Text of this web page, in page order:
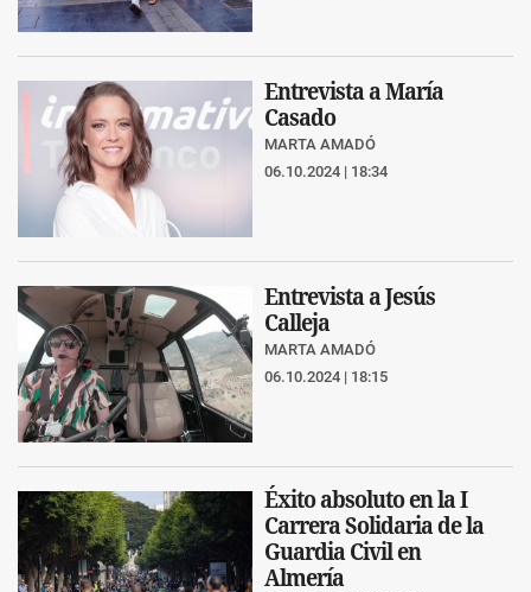
Entrevista a María
Casado
MARTA AMADÓ
06.10.2024 | 18:34
Entrevista a Jesús
Calleja
MARTA AMADÓ
06.10.2024 | 18:15
Éxito absoluto en la I
Carrera Solidaria de la
Guardia Civil en
Almería